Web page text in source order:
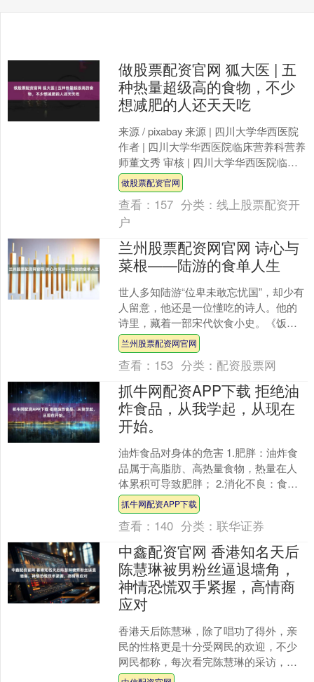
做股票配资官网 狐大医 | 五
种热量超级高的食物，不少
想减肥的人还天天吃
来源 / pixabay 来源 | 四川大学华西医院
作者 | 四川大学华西医院临床营养科营养
师董文秀 审核 | 四川大学华西医院临床
营养科主任营养师饶志勇 编....
做股票配资官网
查看： 157 分类：线上股票配资开
户
兰州股票配资网官网 诗心与
菜根——陆游的食单人生
世人多知陆游“位卑未敢忘忧国”，却少有
人留意，他还是一位懂吃的诗人。他的
诗里，藏着一部宋代饮食小史。《饭罢
戏作》中写：“东门买彘骨，醯酱点橙
薤。”所谓“彘骨”，....
兰州股票配资网官网
查看： 153 分类： 配资股票网
抓牛网配资APP下载 拒绝油
炸食品，从我学起，从现在
开始。
油炸食品对身体的危害 1.肥胖：油炸食
品属于高脂肪、高热量食物，热量在人
体累积可导致肥胖； 2.消化不良：食物
经油炸后，表面被大量油脂包裹，可加
重胃肠道消化负担....
抓牛网配资APP下载
查看： 140 分类：联华证券
中鑫配资官网 香港知名天后
陈慧琳被男粉丝逼退墙角，
神情恐慌双手紧握，高情商
应对
香港天后陈慧琳，除了唱功了得外，亲
民的性格更是十分受网民的欢迎，不少
网民都称，每次看完陈慧琳的采访，都
感觉她像自己身边的师奶一样，不仅没